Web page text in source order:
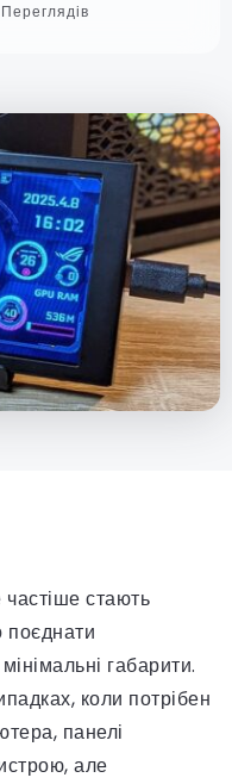
стають
поєднати
габарити.
коли потрібен
панелі
але